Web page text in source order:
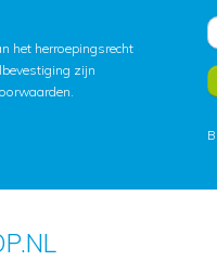
het herroepingsrecht
zijn
.